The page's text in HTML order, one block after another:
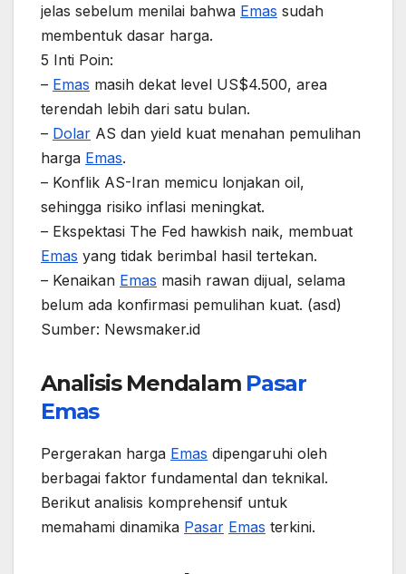
jelas sebelum menilai bahwa Emas sudah
membentuk dasar harga.
5 Inti Poin:
– Emas masih dekat level US$4.500, area
terendah lebih dari satu bulan.
– Dolar AS dan yield kuat menahan pemulihan
harga Emas.
– Konflik AS-Iran memicu lonjakan oil,
sehingga risiko inflasi meningkat.
– Ekspektasi The Fed hawkish naik, membuat
Emas yang tidak berimbal hasil tertekan.
– Kenaikan Emas masih rawan dijual, selama
belum ada konfirmasi pemulihan kuat. (asd)
Sumber: Newsmaker.id
Analisis Mendalam Pasar
Emas
Pergerakan harga Emas dipengaruhi oleh
berbagai faktor fundamental dan teknikal.
Berikut analisis komprehensif untuk
memahami dinamika Pasar Emas terkini.